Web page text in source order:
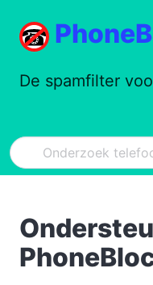
De spamfilter